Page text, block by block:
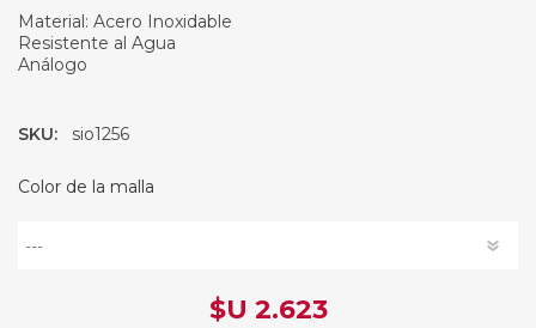
Material: Acero Inoxidable
Resistente al Agua
Análogo
SKU: sio1256
Color de la malla
$U 2.623